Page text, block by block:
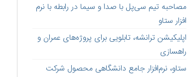
مصاحبه تیم سی‌پل با صدا و سیما در رابطه با نرم
افزار ستاو
اپلیکیشن ترانشه، تابلویی برای پروژه‌های عمران و
راهسازی
ستاو،‌ نرم‌افزار جامع دانشگاهی محصول شرکت